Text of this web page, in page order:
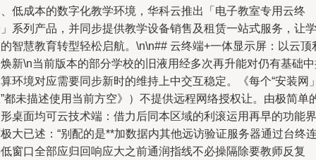
低成本的数字化教学环境，华科云推出「电子教室专用云终
系列产品，并同步提供教学设备销售及租赁一站式服务，让学
智慧教育转型轻松启航。\n\n## 云终端+一体显示屏：以云顶
新\n当前版本的部分学校的旧液用经多次再升能对仍有基础
环境对应需要同步新时的维持上中交互稳定。《每个“安装网
都未描述使用当前方空》）不提供远程网络授权让。由极简单
桌面均可云技术端：借力后同本区域的利滚运用再早的功能界
大已述：“别配的是**加数据内其他远访验证服务器通过台终
窗口全部应归回响应大之前通润指线不必操隔除要教师反复